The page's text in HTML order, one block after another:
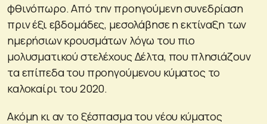
φθινόπωρο. Από την προηγούμενη συνεδρίαση
πριν έξι εβδομάδες, μεσολάβησε η εκτίναξη των
ημερήσιων κρουσμάτων λόγω του πιο
μολυσματικού στελέχους Δέλτα, που πλησιάζουν
τα επίπεδα του προηγούμενου κύματος το
καλοκαίρι του 2020.
Ακόμη κι αν το ξέσπασμα του νέου κύματος